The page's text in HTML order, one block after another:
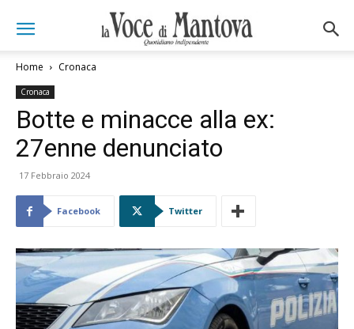
Home Cronaca
Cronaca
Botte e minacce alla ex:
27enne denunciato
17 Febbraio 2024
Facebook Twitter